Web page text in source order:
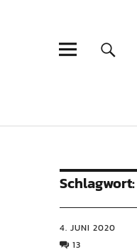
Schlagwort:
4. JUNI 2020
13